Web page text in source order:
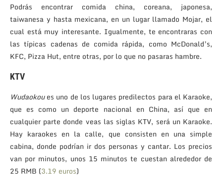
Podrás encontrar comida china, coreana, japonesa,
taiwanesa y hasta mexicana, en un lugar llamado Mojar, el
cual está muy interesante. Igualmente, te encontraras con
las típicas cadenas de comida rápida, como McDonald’s,
KFC, Pizza Hut, entre otras, por lo que no pasaras hambre.
KTV
Wudaokoues uno de los lugares predilectos para el Karaoke,
que es como un deporte nacional en China, así que en
cualquier parte donde veas las siglas KTV, será un Karaoke.
Hay karaokes en la calle, que consisten en una simple
cabina, donde podrían ir dos personas y cantar. Los precios
van por minutos, unos 15 minutos te cuestan alrededor de
25 RMB (3.19 euros)